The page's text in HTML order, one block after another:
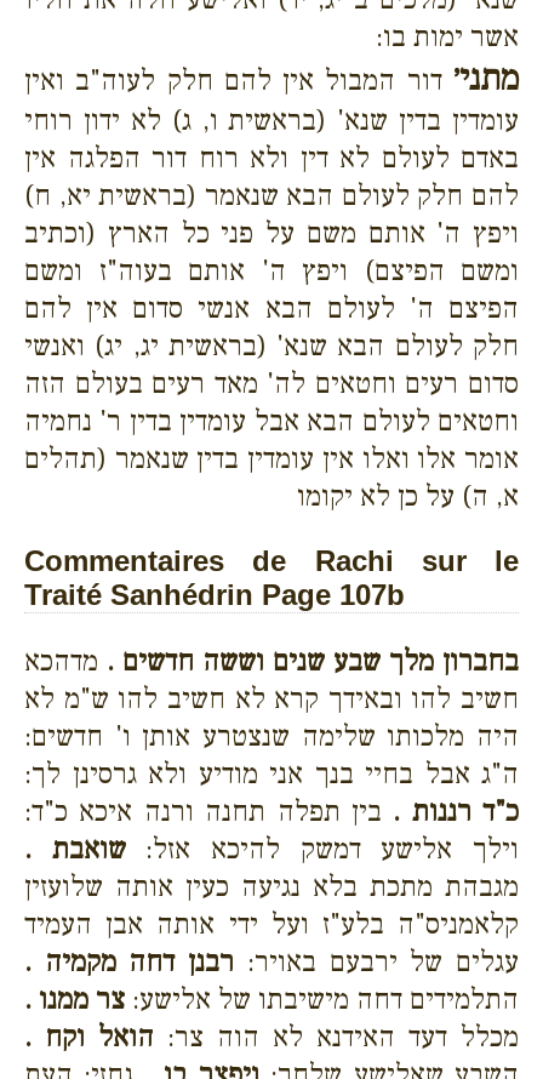
אשר ימות בו:
מתני׳ דור המבול אין להם חלק לעוה"ב ואין
עומדין בדין שנא' (בראשית ו, ג) לא ידון רוחי
באדם לעולם לא דין ולא רוח דור הפלגה אין
להם חלק לעולם הבא שנאמר (בראשית יא, ח)
ויפץ ה' אותם משם על פני כל הארץ (וכתיב
ומשם הפיצם) ויפץ ה' אותם בעוה"ז ומשם
הפיצם ה' לעולם הבא אנשי סדום אין להם
חלק לעולם הבא שנא' (בראשית יג, יג) ואנשי
סדום רעים וחטאים לה' מאד רעים בעולם הזה
וחטאים לעולם הבא אבל עומדין בדין ר' נחמיה
אומר אלו ואלו אין עומדין בדין שנאמר (תהלים
א, ה) על כן לא יקומו
Commentaires de Rachi sur le
Traité Sanhédrin Page 107b
בחברון מלך שבע שנים וששה חדשים . מדהכא
חשיב להו ובאידך קרא לא חשיב להו ש"מ לא
היה מלכותו שלימה שנצטרע אותן ו' חדשים:
ה"ג אבל בחיי בנך אני מודיע ולא גרסינן לך:
כ"ד רננות . בין תפלה תחנה ורנה איכא כ"ד:
וילך אלישע דמשק להיכא אזל:שואבת .
מגבהת מתכת בלא נגיעה כעין אותה שלועזין
קלאמניס"ה בלע"ז ועל ידי אותה אבן העמיד
עגלים של ירבעם באויר: רבנן דחה מקמיה .
התלמידים דחה מישיבתו של אלישע: צר ממנו .
מכלל דעד האידנא לא הוה צר: הואל וקח .